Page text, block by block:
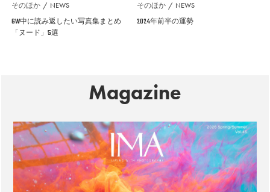
そのほか NEWS
GW中に読み返したい写真集まとめ
「ヌード」5選
そのほか NEWS
2024年前半の運勢
Magazine